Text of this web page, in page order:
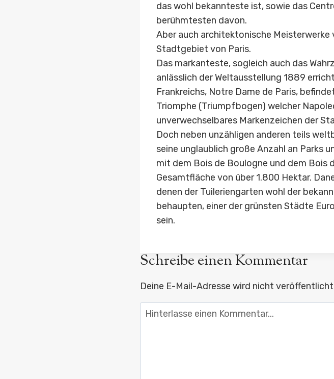
das wohl bekannteste ist, sowie das
berühmtesten davon.
Aber auch architektonische
Stadtgebiet von Paris.
Das markanteste, sogleich auch das
anlässlich der Weltausstellung 1889
Frankreichs, Notre Dame de Paris,
Triomphe (Triumpfbogen) welcher
unverwechselbares Markenzeichen der
Doch neben unzähligen anderen teils
seine unglaublich große Anzahl an Parks
mit dem Bois de Boulogne und dem Bois
Gesamtfläche von über 1.800 Hektar.
denen der Tuileriengarten wohl der
behaupten, einer der grünsten Städte
sein.
Schreibe einen Kommentar
Deine E-Mail-Adresse wird nicht